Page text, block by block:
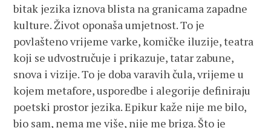
bitak jezika iznova blista na granicama zapadne
kulture. Život oponaša umjetnost. To je
povlašteno vrijeme varke, komičke iluzije, teatra
koji se udvostručuje i prikazuje, tatar zabune,
snova i vizije. To je doba varavih čula, vrijeme u
kojem metafore, usporedbe i alegorije definiraju
poetski prostor jezika. Epikur kaže nije me bilo,
bio sam, nema me više, nije me briga. Što je